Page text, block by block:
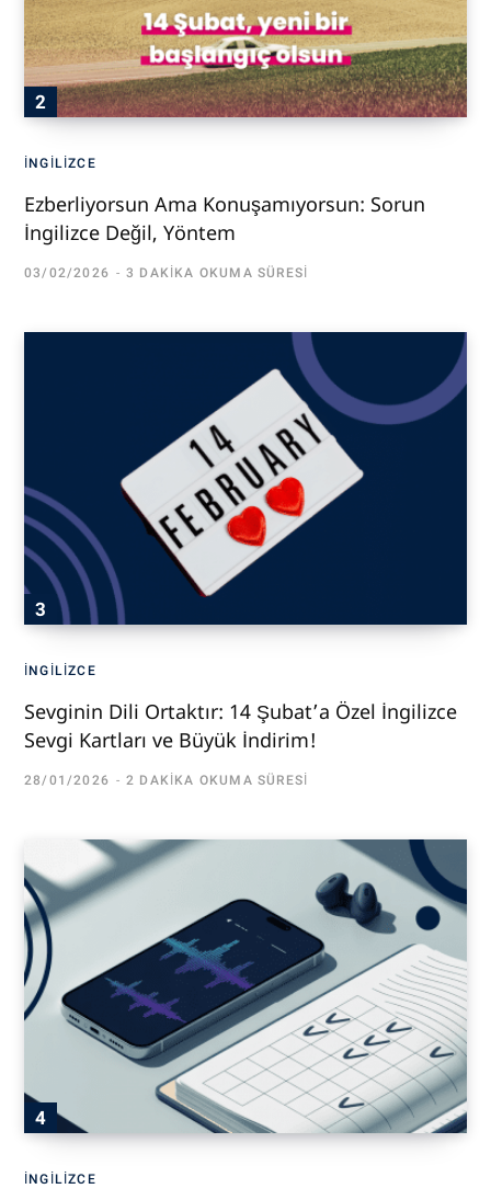
İNGILIZCE
Ezberliyorsun Ama Konuşamıyorsun: Sorun
İngilizce Değil, Yöntem
03/02/2026 3 DAKIKA OKUMA SÜRESI
İNGILIZCE
Sevginin Dili Ortaktır: 14 Şubat’a Özel İngilizce
Sevgi Kartları ve Büyük İndirim!
28/01/2026 2 DAKIKA OKUMA SÜRESI
İNGILIZCE